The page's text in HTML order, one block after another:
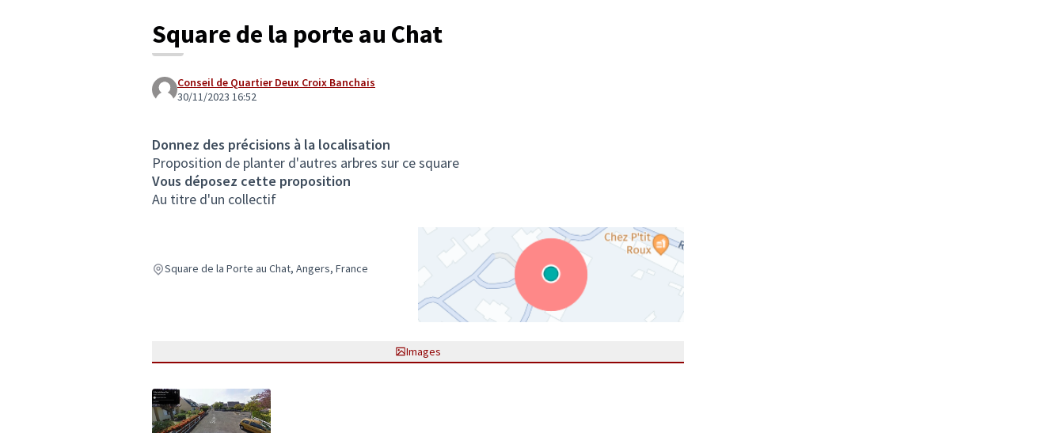
Square de la porte au Chat
Conseil de Quartier Deux Croix Banchais
30/11/2023 16:52
Donnez des précisions à la localisation
Proposition de planter d'autres arbres sur ce square
Vous déposez cette proposition
Au titre d'un collectif
Square de la Porte au Chat, Angers, France
Images